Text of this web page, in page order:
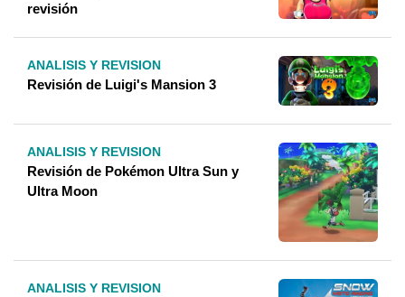
revisión
ANALISIS Y REVISION
Revisión de Luigi's Mansion 3
ANALISIS Y REVISION
Revisión de Pokémon Ultra Sun y
Ultra Moon
ANALISIS Y REVISION